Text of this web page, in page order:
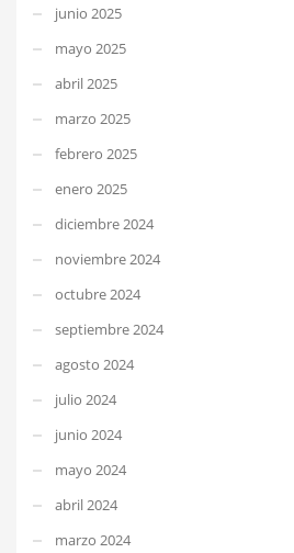
junio 2025
mayo 2025
abril 2025
marzo 2025
febrero 2025
enero 2025
diciembre 2024
noviembre 2024
octubre 2024
septiembre 2024
agosto 2024
julio 2024
junio 2024
mayo 2024
abril 2024
marzo 2024